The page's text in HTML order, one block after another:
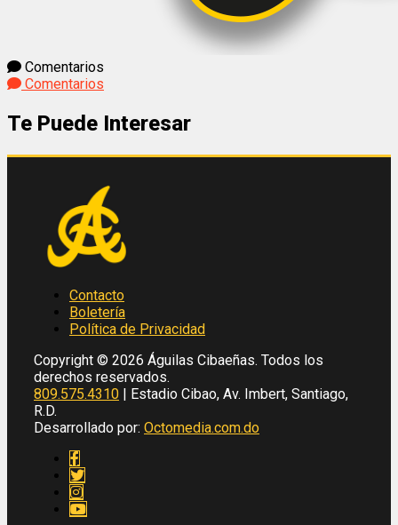
Comentarios
Comentarios
Te Puede Interesar
Contacto
Boletería
Política de Privacidad
Copyright © 2026 Águilas Cibaeñas. Todos los
derechos reservados.
809.575.4310 | Estadio Cibao, Av. Imbert, Santiago,
R.D.
Desarrollado por: Octomedia.com.do